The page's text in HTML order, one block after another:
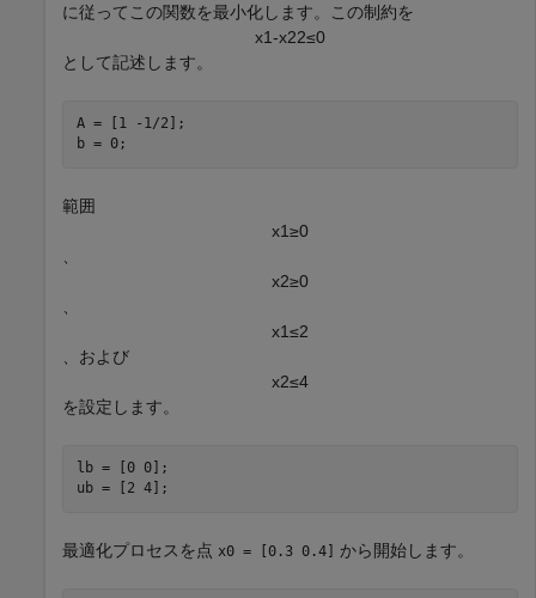
に従ってこの関数を最小化します。この制約を
x1-x22≤0
として記述します。
A = [1 -1/2];
b = 0;
範囲
x1≥0
x2≥0
x1≤2
、および
x2≤4
を設定します。
lb = [0 0];
ub = [2 4];
最適化プロセスを点 x0 = [0.3 0.4] から開始します。